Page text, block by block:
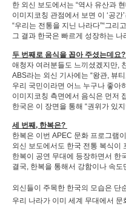
한 외신 보도에서는 “역사 유산과
이미지코칭 관점에서 보면 이 ‘공
“우리는 전통을 지닌 나라다”“그리
그 결과 한국은 빠르게 성장하는
두 번째로 음식을 꼽아 주셨는데요?
애청자 여러분들도 느끼셨겠지만,
ABS라는 외신 기사에는 “왕관, 뷰
우리 국민이라면 어느 누구나 좋아
이미지코칭 측면에서 음식은 먼저
한국은 이 장면을 통해 “권위가 있
세 번째, 한복은?
한복은 이번 APEC 문화 프로그램
외신 보도에서도 한국 전통 복식이
한복이 공연 무대에 등장하면서 한
결국, 한복을 통해서 강함이나 속
외신들이 주목한 한국의 모습은 단
우리 나라가 이미 세계 무대에서